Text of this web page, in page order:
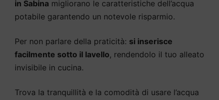
in Sabina migliorano le caratteristiche dell’acqua
potabile garantendo un notevole risparmio.
Per non parlare della praticità: si inserisce
facilmente sotto il lavello, rendendolo il tuo alleato
invisibile in cucina.
Trova la tranquillità e la comodità di usare l’acqua